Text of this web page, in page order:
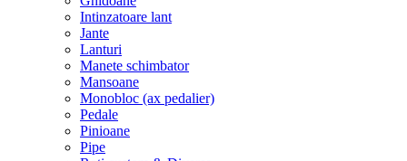
Intinzatoare lant
Jante
Lanturi
Manete schimbator
Mansoane
Monobloc (ax pedalier)
Pedale
Pinioane
Pipe